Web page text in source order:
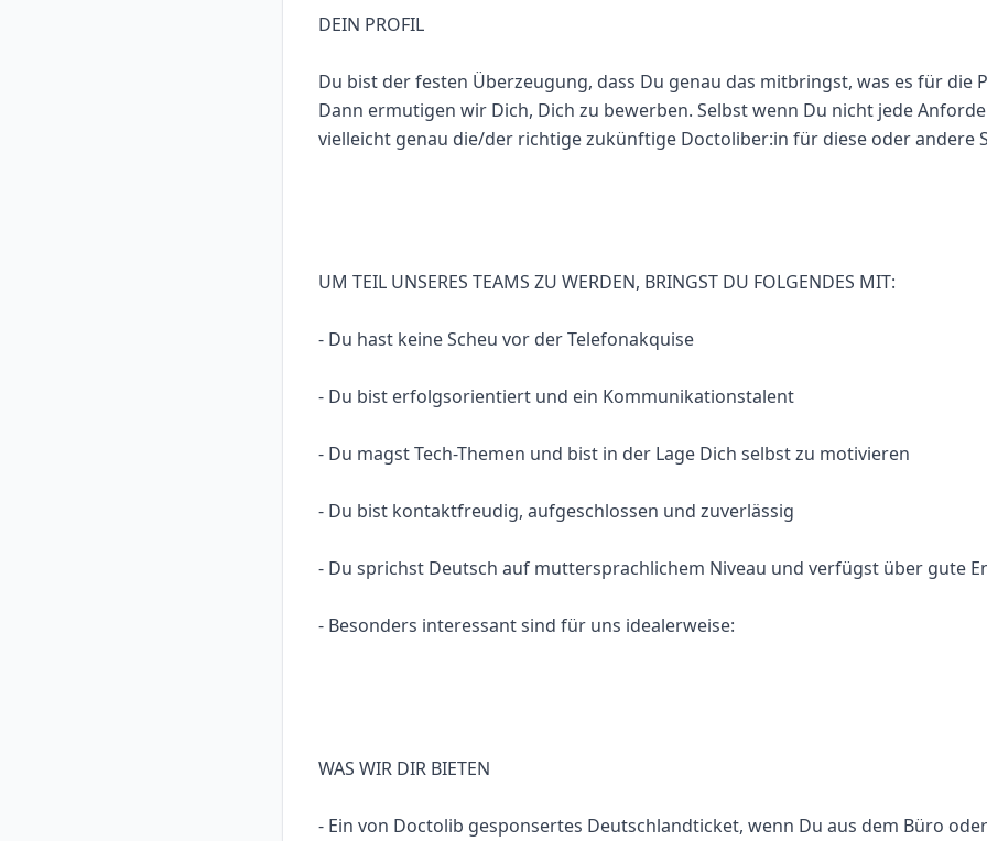
DEIN PROFIL
Du bist der festen Überzeugung, dass Du genau das mitbringst, was es für die
Dann ermutigen wir Dich, Dich zu bewerben. Selbst wenn Du nicht jede
vielleicht genau die/der richtige zukünftige Doctoliber:in für diese oder andere
UM TEIL UNSERES TEAMS ZU WERDEN, BRINGST DU FOLGENDES MIT:
- Du hast keine Scheu vor der Telefonakquise
- Du bist erfolgsorientiert und ein Kommunikationstalent
- Du magst Tech-Themen und bist in der Lage Dich selbst zu motivieren
- Du bist kontaktfreudig, aufgeschlossen und zuverlässig
- Du sprichst Deutsch auf muttersprachlichem Niveau und verfügst über gute
- Besonders interessant sind für uns idealerweise:
WAS WIR DIR BIETEN
- Ein von Doctolib gesponsertes Deutschlandticket, wenn Du aus dem Büro